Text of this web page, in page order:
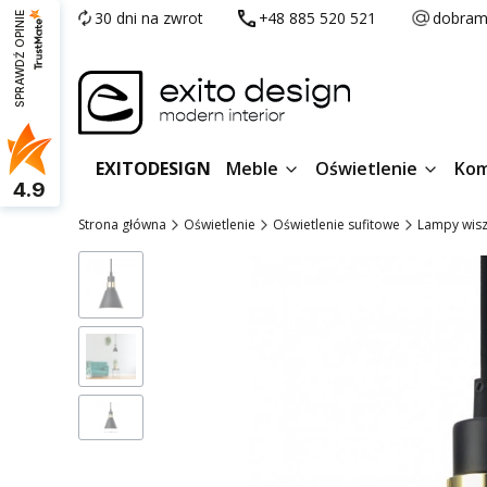
30 dni na zwrot +48 885 520 521
EXITODESIGN Meble Oświetlenie
Strona główna Oświetlenie Oświetlenie sufitowe Lampy
SPRAWDŹ OPINIE
4.9